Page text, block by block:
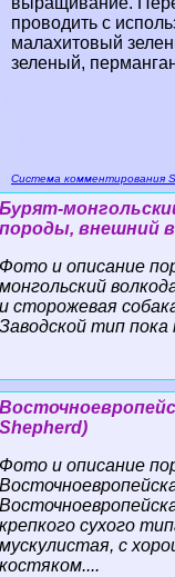
проводить с
малахитовый
зеленый,
Система комментирования
Бурят-
породы, внешний
Фото и описание
монгольский
и сторожевая
Заводской тип пока
Shepherd)
Фото и описание
крепкого сухого
мускулистая, с
костяком....